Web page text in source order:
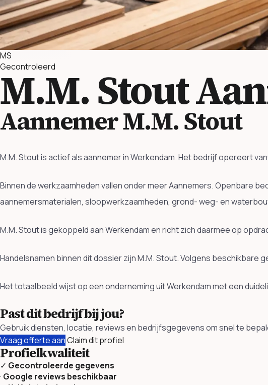
MS
Gecontroleerd
M.M. Stout
Aannemer M.M. Stout
M.M. Stout is actief als aannemer in Werkendam. Het bedrijf opereert
Binnen de werkzaamheden vallen onder meer Aannemers. Openbare
aannemersmaterialen, sloopwerkzaamheden, grond- weg- en
M.M. Stout is gekoppeld aan Werkendam en richt zich daarmee op
Handelsnamen binnen dit dossier zijn M.M. Stout. Volgens beschikbare
Het totaalbeeld wijst op een onderneming uit Werkendam met een
Past dit bedrijf bij jou?
Gebruik diensten, locatie, reviews en bedrijfsgegevens om snel te
Vraag offerte aanClaim dit profiel
Profielkwaliteit
✓ Gecontroleerde gegevens
· Google reviews beschikbaar